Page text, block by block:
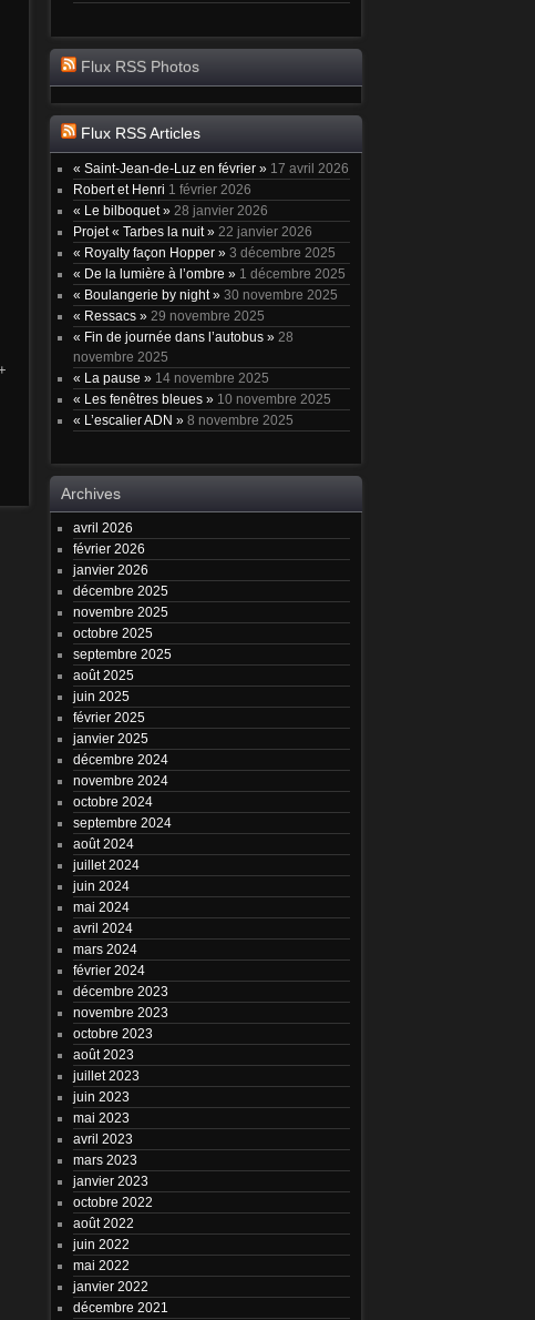
Flux RSS Photos
Flux RSS Articles
« Saint-Jean-de-Luz en février » 17 avril 2026
Robert et Henri 1 février 2026
« Le bilboquet » 28 janvier 2026
Projet « Tarbes la nuit » 22 janvier 2026
« Royalty façon Hopper » 3 décembre 2025
« De la lumière à l’ombre » 1 décembre 2025
« Boulangerie by night » 30 novembre 2025
« Ressacs » 29 novembre 2025
« Fin de journée dans l’autobus » 28
novembre 2025
« La pause » 14 novembre 2025
« Les fenêtres bleues » 10 novembre 2025
« L’escalier ADN » 8 novembre 2025
Archives
avril 2026
février 2026
janvier 2026
décembre 2025
novembre 2025
octobre 2025
septembre 2025
août 2025
juin 2025
février 2025
janvier 2025
décembre 2024
novembre 2024
octobre 2024
septembre 2024
août 2024
juillet 2024
juin 2024
mai 2024
avril 2024
mars 2024
février 2024
décembre 2023
novembre 2023
octobre 2023
août 2023
juillet 2023
juin 2023
mai 2023
avril 2023
mars 2023
janvier 2023
octobre 2022
août 2022
juin 2022
mai 2022
janvier 2022
décembre 2021